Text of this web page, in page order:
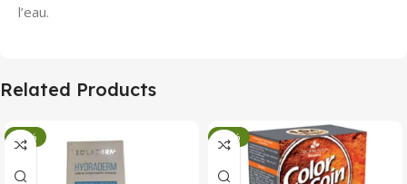
l’eau.
Related Products
-34% -34%